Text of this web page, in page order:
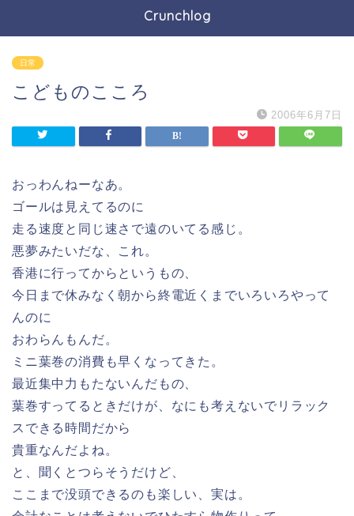
Crunchlog
日常
こどものこころ
2006年6月7日
おっわんねーなあ。
ゴールは見えてるのに
走る速度と同じ速さで遠のいてる感じ。
悪夢みたいだな、これ。
香港に行ってからというもの、
今日まで休みなく朝から終電近くまでいろいろやって
んのに
おわらんもんだ。
ミニ葉巻の消費も早くなってきた。
最近集中力もたないんだもの、
葉巻すってるときだけが、なにも考えないでリラック
スできる時間だから
貴重なんだよね。
と、聞くとつらそうだけど、
ここまで没頭できるのも楽しい、実は。